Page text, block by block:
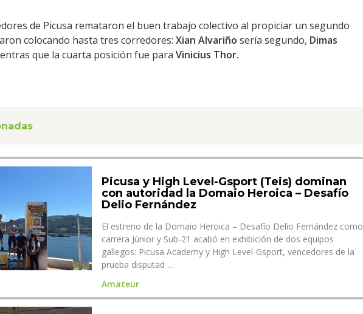
de Picusa remataron el buen trabajo colectivo al propiciar un segundo
colocando hasta tres corredores: Xian Alvariño sería segundo, Dimas
que la cuarta posición fue para Vinicius Thor.
Picusa y High Level-Gsport (Teis) dominan
con autoridad la Domaio Heroica – Desafío
Delio Fernández
El estreno de la Domaio Heroica – Desafío Delio Fernández como
carrera Júnior y Sub-21 acabó en exhibición de dos equipos
gallegos: Picusa Academy y High Level-Gsport, vencedores de la
prueba disputad ...
Amateur